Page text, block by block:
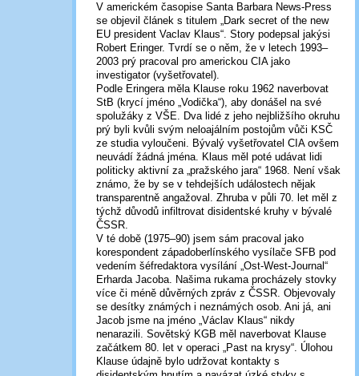
V americkém časopise Santa Barbara News-Press
se objevil článek s titulem „Dark secret of the new
EU president Vaclav Klaus“. Story podepsal jakýsi
Robert Eringer. Tvrdí se o něm, že v letech 1993–
2003 prý pracoval pro americkou CIA jako
investigator (vyšetřovatel).
Podle Eringera měla Klause roku 1962 naverbovat
StB (krycí jméno „Vodička“), aby donášel na své
spolužáky z VŠE. Dva lidé z jeho nejbližšího okruhu
prý byli kvůli svým neloajálním postojům vůči KSČ
ze studia vyloučeni. Bývalý vyšetřovatel CIA ovšem
neuvádí žádná jména. Klaus měl poté udávat lidi
politicky aktivní za „pražského jara“ 1968. Není však
známo, že by se v tehdejších událostech nějak
transparentně angažoval. Zhruba v půli 70. let měl z
týchž důvodů infiltrovat disidentské kruhy v bývalé
ČSSR.
V té době (1975–90) jsem sám pracoval jako
korespondent západoberlínského vysílače SFB pod
vedením šéfredaktora vysílání „Ost-West-Journal“
Erharda Jacoba. Našima rukama procházely stovky
více či méně důvěrných zpráv z ČSSR. Objevovaly
se desítky známých i neznámých osob. Ani já, ani
Jacob jsme na jméno „Václav Klaus“ nikdy
nenarazili. Sovětský KGB měl naverbovat Klause
začátkem 80. let v operaci „Past na krysy“. Úlohou
Klause údajně bylo udržovat kontakty s